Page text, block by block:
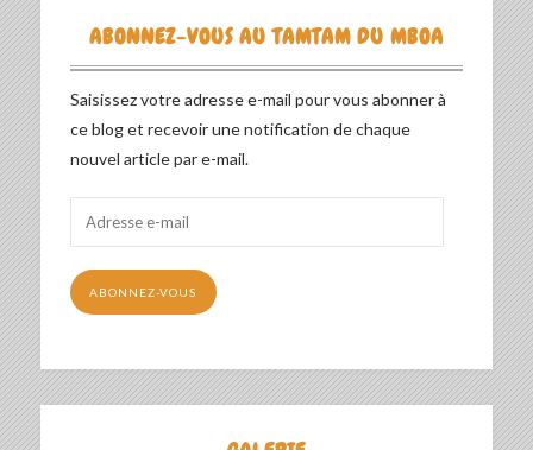
ABONNEZ-VOUS AU TAMTAM DU MBOA
Saisissez votre adresse e-mail pour vous abonner à
ce blog et recevoir une notification de chaque
nouvel article par e-mail.
mail
ABONNEZ-VOUS